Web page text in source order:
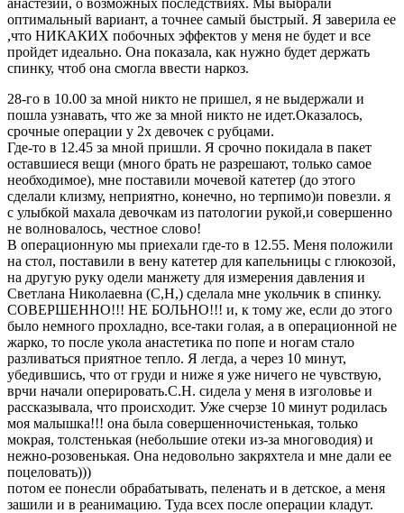
оптимальный вариант, а точнее самый быстрый. Я заверила ее
,что НИКАКИХ побочных эффектов у меня не будет и все
пройдет идеально. Она показала, как нужно будет держать
спинку, чтоб она смогла ввести наркоз.
28-го в 10.00 за мной никто не пришел, я не выдержали и
пошла узнавать, что же за мной никто не идет.Оказалось,
срочные операции у 2х девочек с рубцами.
Где-то в 12.45 за мной пришли. Я срочно покидала в пакет
оставшиеся вещи (много брать не разрешают, только самое
необходимое), мне поставили мочевой катетер (до этого
сделали клизму, неприятно, конечно, но терпимо)и повезли. я
с улыбкой махала девочкам из патологии рукой,и совершенно
не волновалось, честное слово!
В операционную мы приехали где-то в 12.55. Меня положили
на стол, поставили в вену катетер для капельницы с глюкозой,
на другую руку одели манжету для измерения давления и
Светлана Николаевна (С,Н,) сделала мне укольчик в спинку.
СОВЕРШЕННО!!! НЕ БОЛЬНО!!! и, к тому же, если до этого
было немного прохладно, все-таки голая, а в операционной не
жарко, то после укола анастетика по попе и ногам стало
разливаться приятное тепло. Я легда, а через 10 минут,
убедившись, что от груди и ниже я уже ничего не чувствую,
врчи начали оперировать.С.Н. сидела у меня в изголовье и
рассказывала, что происходит. Уже счерзе 10 минут родилась
моя малышка!!! она была совершенночистенькая, только
мокрая, толстенькая (небольшие отеки из-за многоводия) и
нежно-розовенькая. Она недовольно закряхтела и мне дали ее
поцеловать)))
потом ее понесли обрабатывать, пеленать и в детское, а меня
зашили и в реанимацию. Туда всех после операции кладут.